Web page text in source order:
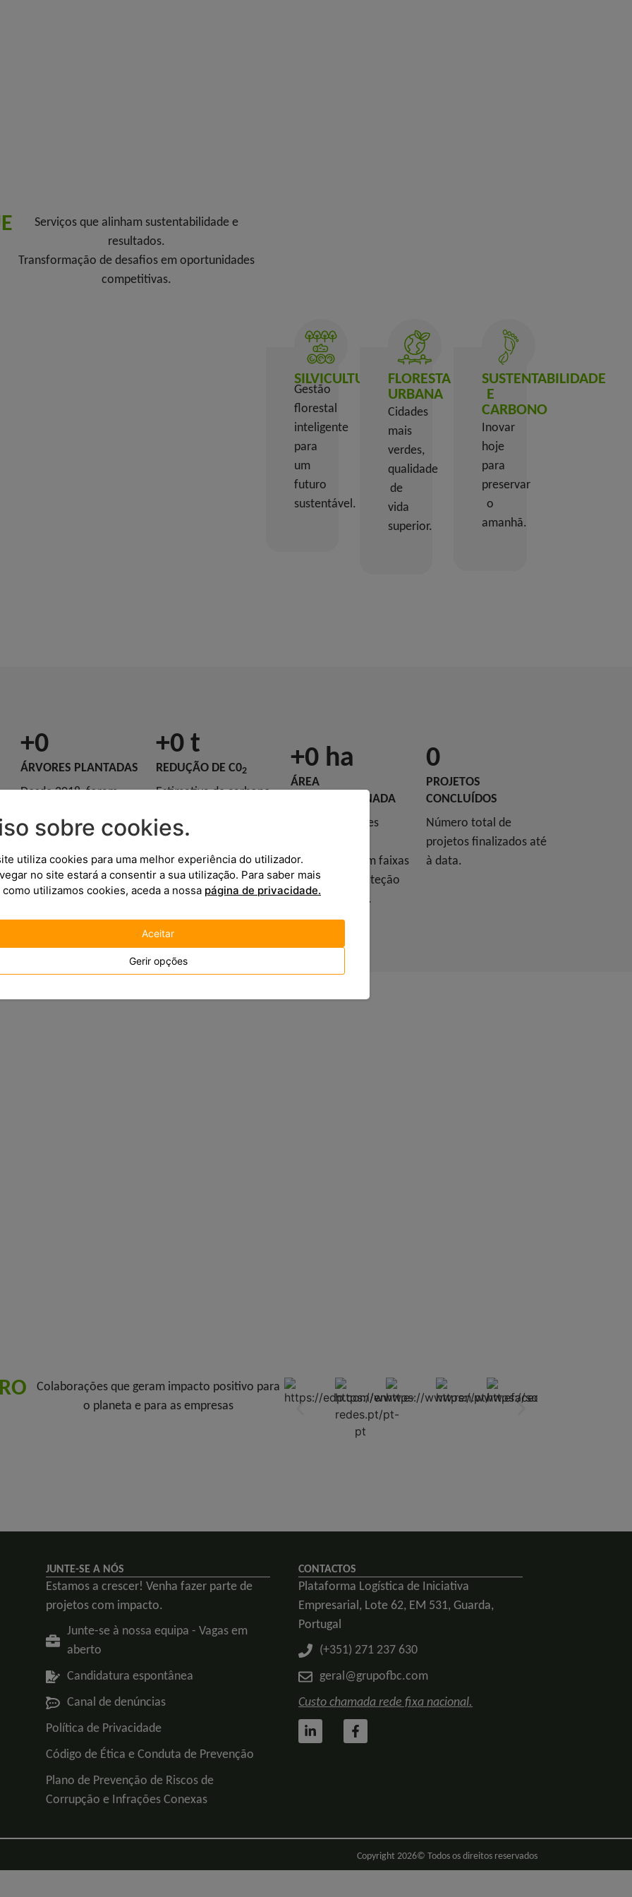
Serviços que alinham sustentabilidade e
resultados.
Transformação de desafios em oportunidades
competitivas.
SILVICULTURA
Gestão
florestal
inteligente
para
um
futuro
sustentável.
FLORESTA
URBANA
Cidades
mais
verdes,
qualidade
de
vida
superior.
SUSTENTABILIDADE
E
CARBONO
Inovar
hoje
para
preservar
o
amanhã.
+0
ÁRVORES PLANTADAS
Desde 2018, foram
milhões de plantas por
+0 t
REDUÇÃO DE C02
Estimativa de carbono
evitado através das
+0 ha
ÁREA
INTERVENCIONADA
Total de hectares
intervenções em faixas
de gestão e proteção
de combustível.
0
PROJETOS
CONCLUÍDOS
Número total de
projetos finalizados até
à data.
Colaborações que geram impacto positivo para
o planeta e para as empresas
JUNTE-SE A NÓS
Estamos a crescer! Venha fazer parte de
projetos com impacto.
Junte-se à nossa equipa - Vagas em
aberto
Candidatura espontânea
Canal de denúncias
Política de Privacidade
Código de Ética e Conduta de Prevenção
Plano de Prevenção de Riscos de
Corrupção e Infrações Conexas
CONTACTOS
Plataforma Logística de Iniciativa
Empresarial, Lote 62, EM 531, Guarda,
Portugal
(+351) 271 237 630
geral@grupofbc.com
Custo chamada rede fixa nacional.
Copyright 2026© Todos os direitos reservados
sobre cookies.
utiliza cookies para uma melhor experiência do utilizador.
no site estará a consentir a sua utilização. Para saber mais
utilizamos cookies, aceda a nossa página de privacidade.
Aceitar
Gerir opções